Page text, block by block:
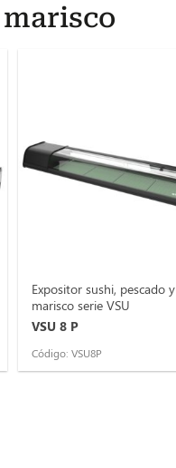
Expositor sushi, pescado y
marisco serie VSU
VSU 8 P
Código: VSU8P